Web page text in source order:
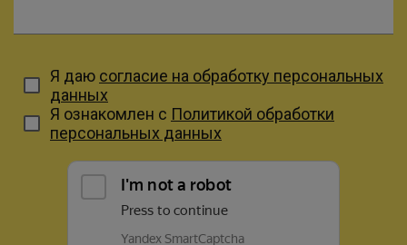
Я даю согласие на обработку персональных
данных
Я ознакомлен с Политикой обработки
персональных данных